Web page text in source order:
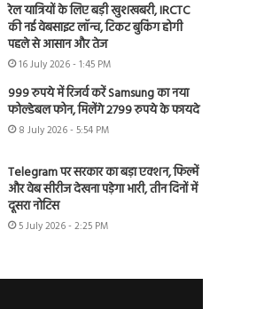
रेल यात्रियों के लिए बड़ी खुशखबरी, IRCTC
की नई वेबसाइट लॉन्च, टिकट बुकिंग होगी
पहले से आसान और तेज
16 July 2026 - 1:45 PM
999 रुपये में रिजर्व करें Samsung का नया
फोल्डेबल फोन, मिलेंगे 2799 रुपये के फायदे
8 July 2026 - 5:54 PM
Telegram पर सरकार का बड़ा एक्शन, फिल्में
और वेब सीरीज देखना पड़ेगा भारी, तीन दिनों में
दूसरा नोटिस
5 July 2026 - 2:25 PM